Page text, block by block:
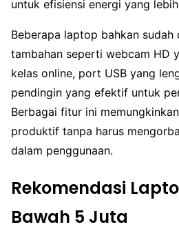
untuk efisiensi energi yang
Beberapa laptop bahkan
tambahan seperti webcam HD
kelas online, port USB yang
pendingin yang efektif untuk
Berbagai fitur ini
produktif tanpa harus
dalam penggunaan.
Rekomendasi
Bawah 5 Juta